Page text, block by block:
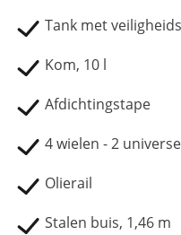
Tank met
Kom, 10 l
Afdichtingstape
4 wielen - 2
Olierail
Stalen buis, 1,46 m